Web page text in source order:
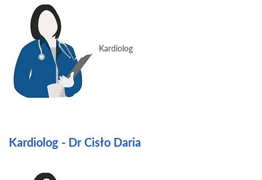
Kardiolog
Kardiolog - Dr Cisło Daria